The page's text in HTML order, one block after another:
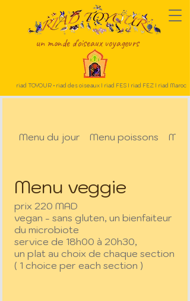
un monde d'oiseaux voyageurs
riad TOYOUR • riad des oiseaux I riad FES I riad FEZ I riad Maroc
Menu du jour Menu poissons
Menu veggie
prix 220 MAD
vegan - sans gluten, un bienfaiteur
du microbiote
service de 18h00 à 20h30,
un plat au choix de chaque section
( 1 choice per each section )